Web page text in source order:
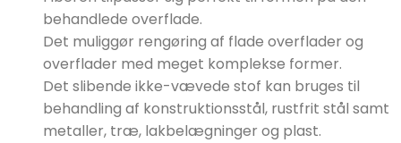
behandlede overflade.
Det muliggør rengøring af flade overflader og
overflader med meget komplekse former.
Det slibende ikke-vævede stof kan bruges til
behandling af konstruktionsstål, rustfrit stål samt
metaller, træ, lakbelægninger og plast.